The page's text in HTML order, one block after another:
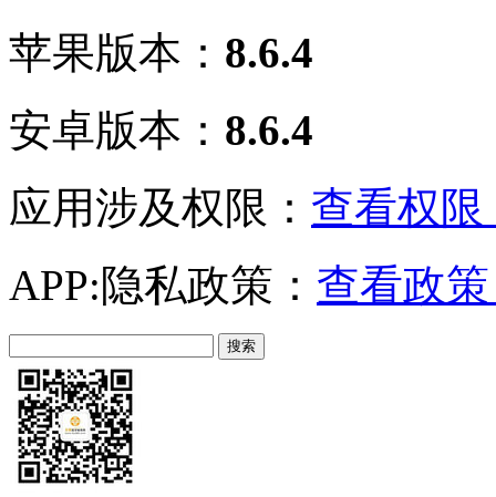
苹果版本： 8.6.4
安卓版本： 8.6.4
应用涉及权限： 查看权限
APP:隐私政策： 查看政